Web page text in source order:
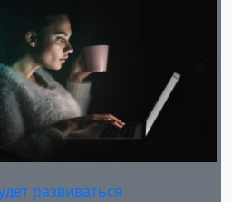
развиваться